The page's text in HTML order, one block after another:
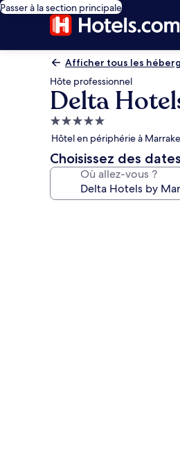
Passer à la section principale
Afficher tous les
Hôte professionnel
Delta
Hébergement
5.0 étoiles
Hôtel en périphérie à
Choisissez des
Où allez-vous ?